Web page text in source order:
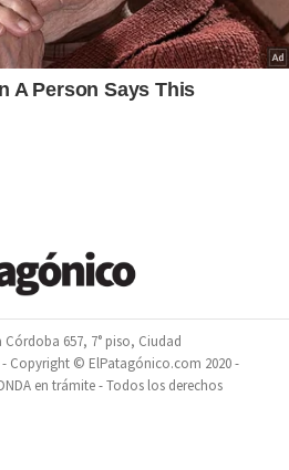
Córdoba 657, 7° piso, Ciudad
Copyright © ElPatagónico.com 2020 -
en trámite - Todos los derechos